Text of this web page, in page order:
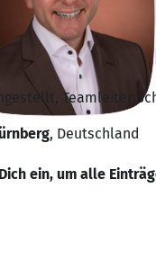
Nüßlein
Teamleiter
, Deutschland
ein, um alle